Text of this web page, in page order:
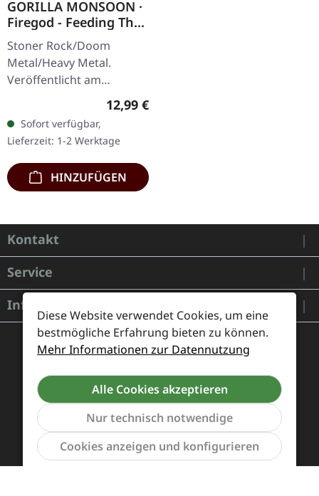
GORILLA MONSOON ·
Firegod - Feeding The
Beast | CD
Stoner Rock/Doom
Metal/Heavy Metal.
Veröffentlicht am
11.05.2018, auf Supreme
Chaos Records. CD im
Jewelcase mit 8-seitigem
Booklet. Das dritte
Album…
Regulärer Preis:
12,99 €
Sofort verfügbar,
Lieferzeit: 1-2 Werktage
HINZUFÜGEN
Kontakt
Service
Informationen
Diese Website verwendet Cookies, um eine
bestmögliche Erfahrung bieten zu können.
Mehr Informationen zur Datennutzung
Alle Cookies akzeptieren
Nur technisch notwendige
Cookies anzeigen und konfigurieren